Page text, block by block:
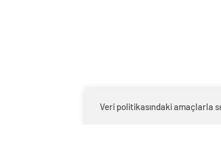
Veri politikasındaki amaçlarla